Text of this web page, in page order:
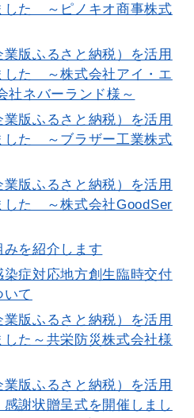
した ～ピノキオ商事株式
版ふるさと納税）を活用
した ～株式会社アイ・エ
社ネバーランド様～
版ふるさと納税）を活用
した ～ブラザー工業株式
版ふるさと納税）を活用
した ～株式会社GoodSer
を紹介します
症対応地方創生臨時交付
て
版ふるさと納税）を活用
た～共栄防災株式会社様
版ふるさと納税）を活用
謝状贈呈式を開催しまし